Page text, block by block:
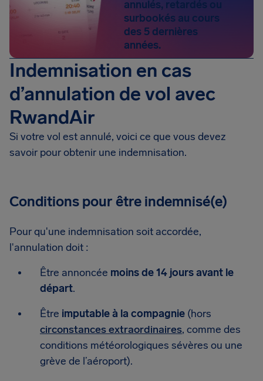
annulés, retardés ou
surbookés au cours
des 5 dernières
années.
Indemnisation en cas
d’annulation de vol avec
RwandAir
Si votre vol est annulé, voici ce que vous devez
savoir pour obtenir une indemnisation.
Conditions pour être indemnisé(e)
Pour qu'une indemnisation soit accordée,
l'annulation doit :
Être annoncée moins de 14 jours avant le
départ.
Être imputable à la compagnie (hors
circonstances extraordinaires, comme des
conditions météorologiques sévères ou une
grève de l’aéroport).